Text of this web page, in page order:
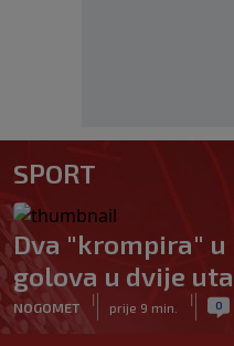
SPORT
Dva "krompira" u
golova u dvije
NOGOMET
|
prije 9 min.
| 0